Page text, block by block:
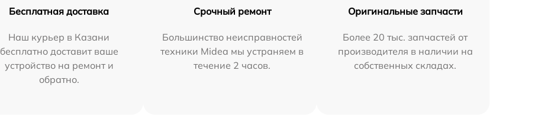
Бесплатная доставка
Наш курьер в Казани
бесплатно доставит ваше
устройство на ремонт и
обратно.
Срочный ремонт
Большинство неисправностей
техники Midea мы устраняем в
течение 2 часов.
Оригинальные запчасти
Более 20 тыс. запчастей от
производителя в наличии на
собственных складах.